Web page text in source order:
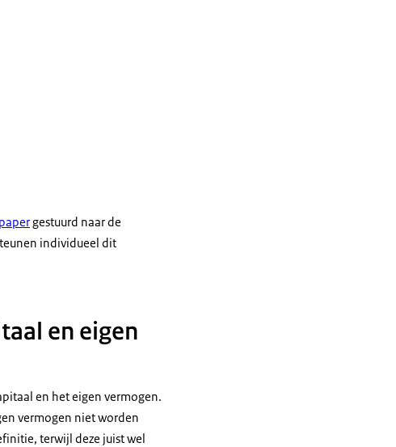
gestuurd naar de
individueel dit
en eigen
en het eigen vermogen.
vermogen niet worden
terwijl deze juist wel